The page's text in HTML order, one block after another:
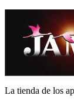
La tienda de los